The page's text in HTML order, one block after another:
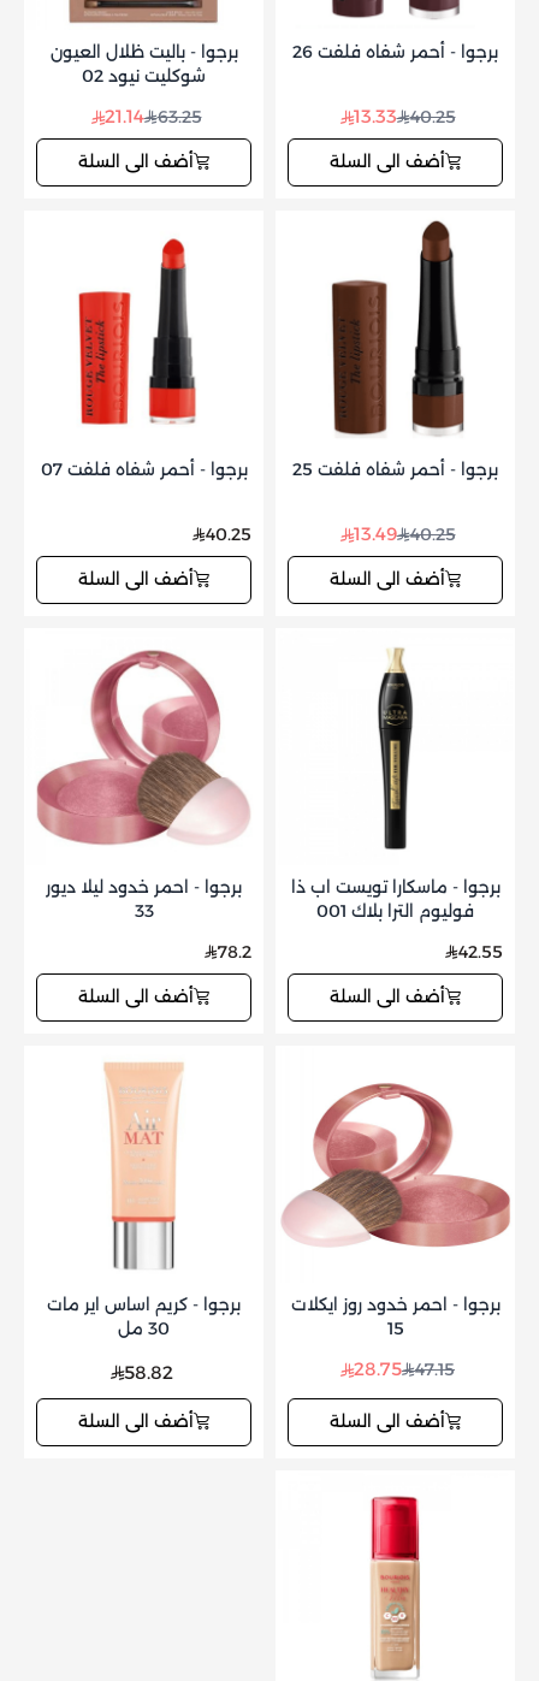
برجوا - أحمر شفاه فلفت 26
40.25
13.33
أضف الى السلة
برجوا - باليت ظلال العيون
شوكليت نيود 02
63.25
21.14
أضف الى السلة
برجوا - أحمر شفاه فلفت 25
40.25
13.49
أضف الى السلة
برجوا - أحمر شفاه فلفت 07
40.25
أضف الى السلة
برجوا - ماسكارا تويست اب ذا
فوليوم الترا بلاك 001
42.55
أضف الى السلة
برجوا - احمر خدود ليلا ديور
33
78.2
أضف الى السلة
برجوا - احمر خدود روز ايكلات
15
47.15
28.75
أضف الى السلة
برجوا - كريم اساس اير مات
30 مل
58.82
أضف الى السلة